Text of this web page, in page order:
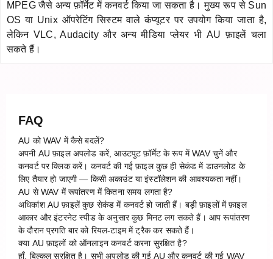
MPEG जैसे अन्य फ़ॉर्मेट में कनवर्ट किया जा सकता है। मुख्य रूप से Sun
OS या Unix ऑपरेटिंग सिस्टम वाले कंप्यूटर पर उपयोग किया जाता है,
लेकिन VLC, Audacity और अन्य मीडिया प्लेयर भी AU फ़ाइलें चला
सकते हैं।
FAQ
AU को WAV में कैसे बदलें?
अपनी AU फ़ाइल अपलोड करें, आउटपुट फ़ॉर्मेट के रूप में WAV चुनें और
कनवर्ट पर क्लिक करें। कनवर्ट की गई फ़ाइल कुछ ही सेकंड में डाउनलोड के
लिए तैयार हो जाएगी — किसी अकाउंट या इंस्टॉलेशन की आवश्यकता नहीं।
AU से WAV में रूपांतरण में कितना समय लगता है?
अधिकांश AU फ़ाइलें कुछ सेकंड में कनवर्ट हो जाती हैं। बड़ी फ़ाइलों में फ़ाइल
आकार और इंटरनेट स्पीड के अनुसार कुछ मिनट लग सकते हैं। आप रूपांतरण
के दौरान प्रगति बार को रियल-टाइम में ट्रैक कर सकते हैं।
क्या AU फ़ाइलों को ऑनलाइन कनवर्ट करना सुरक्षित है?
हाँ, बिल्कुल सुरक्षित है। सभी अपलोड की गई AU और कनवर्ट की गई WAV